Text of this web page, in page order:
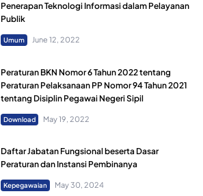
Penerapan Teknologi Informasi dalam Pelayanan
Publik
Umum June 12, 2022
Peraturan BKN Nomor 6 Tahun 2022 tentang
Peraturan Pelaksanaan PP Nomor 94 Tahun 2021
tentang Disiplin Pegawai Negeri Sipil
Download May 19, 2022
Daftar Jabatan Fungsional beserta Dasar
Peraturan dan Instansi Pembinanya
Kepegawaian May 30, 2024